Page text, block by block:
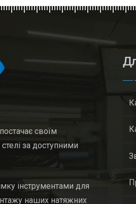
своїм
за доступними
інструментами для
наших натяжних